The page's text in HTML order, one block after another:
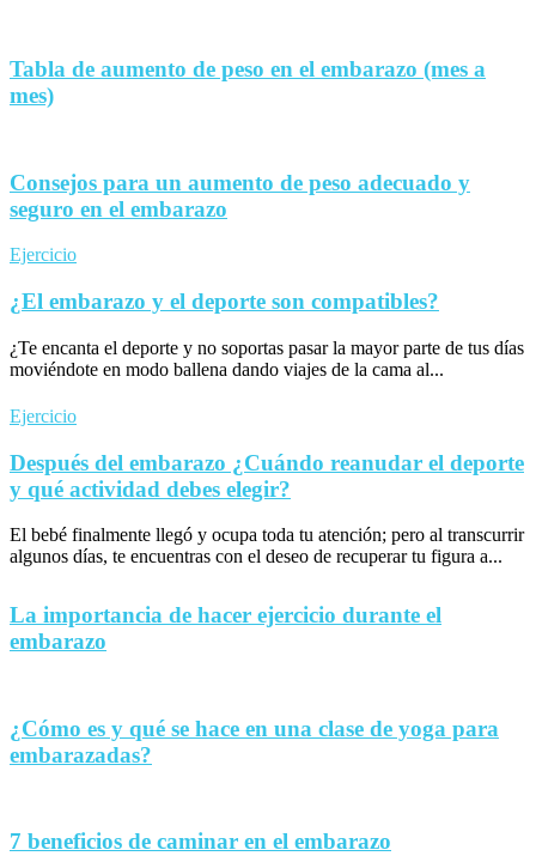
Tabla de aumento de peso en el embarazo (mes a
mes)
Consejos para un aumento de peso adecuado y
seguro en el embarazo
Ejercicio
¿El embarazo y el deporte son compatibles?
¿Te encanta el deporte y no soportas pasar la mayor parte de tus días
moviéndote en modo ballena dando viajes de la cama al...
Ejercicio
Después del embarazo ¿Cuándo reanudar el deporte
y qué actividad debes elegir?
El bebé finalmente llegó y ocupa toda tu atención; pero al transcurrir
algunos días, te encuentras con el deseo de recuperar tu figura a...
La importancia de hacer ejercicio durante el
embarazo
¿Cómo es y qué se hace en una clase de yoga para
embarazadas?
7 beneficios de caminar en el embarazo